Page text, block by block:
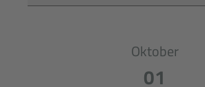
Oktober
01